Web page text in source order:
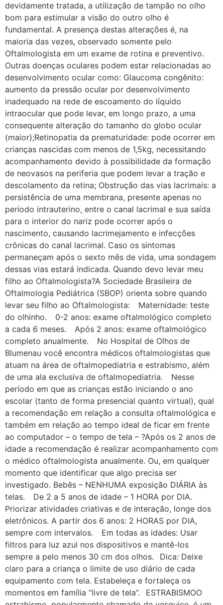
devidamente tratada, a utilização de tampão no olho
bom para estimular a visão do outro olho é
fundamental. A presença destas alterações é, na
maioria das vezes, observado somente pelo
Oftalmologista em um exame de rotina e preventivo.
Outras doenças oculares podem estar relacionadas ao
desenvolvimento ocular como: Glaucoma congênito:
aumento da pressão ocular por desenvolvimento
inadequado na rede de escoamento do líquido
intraocular que pode levar, em longo prazo, a uma
consequente alteração do tamanho do globo ocular
(maior);Retinopatia da prematuridade: pode ocorrer em
crianças nascidas com menos de 1,5kg, necessitando
acompanhamento devido à possibilidade da formação
de neovasos na periferia que podem levar a tração e
descolamento da retina; Obstrução das vias lacrimais: a
persistência de uma membrana, presente apenas no
período intrauterino, entre o canal lacrimal e sua saída
para o interior do nariz pode ocorrer após o
nascimento, causando lacrimejamento e infecções
crônicas do canal lacrimal. Caso os sintomas
permaneçam após o sexto mês de vida, uma sondagem
dessas vias estará indicada. Quando devo levar meu
filho ao Oftalmologista?A Sociedade Brasileira de
Oftalmologia Pediátrica (SBOP) orienta sobre quando
levar seu filho ao Oftalmologista:⠀ Maternidade: teste
do olhinho.⠀ 0-2 anos: exame oftalmológico completo
a cada 6 meses.⠀ Após 2 anos: exame oftalmológico
completo anualmente.⠀ No Hospital de Olhos de
Blumenau você encontra médicos oftalmologistas que
atuam na área de oftalmopediatria e estrabismo, além
de uma ala exclusiva de oftalmopediatria.⠀ Nesse
período em que as crianças estão iniciando o ano
escolar (tanto de forma presencial quanto virtual), qual
a recomendação em relação a consulta oftalmológica e
também em relação ao tempo ideal de ficar em frente
ao computador – o tempo de tela – ?Após os 2 anos de
idade a recomendação é realizar acompanhamento com
o médico oftalmologista anualmente. Ou, em qualquer
momento que identificar que algo precisa ser
investigado. Bebês – NENHUMA exposição DIÁRIA às
telas.⠀ De 2 a 5 anos de idade – 1 HORA por DIA.
Priorizar atividades criativas e de interação, longe dos
eletrônicos. A partir dos 6 anos: 2 HORAS por DIA,
sempre com intervalos.⠀ Em todas as idades: Usar
filtros para luz azul nos dispositivos e mantê-los
sempre a pelo menos 30 cm dos olhos.⠀Dica: Deixe
claro para a criança o limite de uso diário de cada
equipamento com tela. Estabeleça e fortaleça os
momentos em família “livre de tela”.⠀ESTRABISMOO